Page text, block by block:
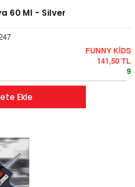
60 Ml - Silver
FUNNY KİDS
141,50 TL
9
Ekle